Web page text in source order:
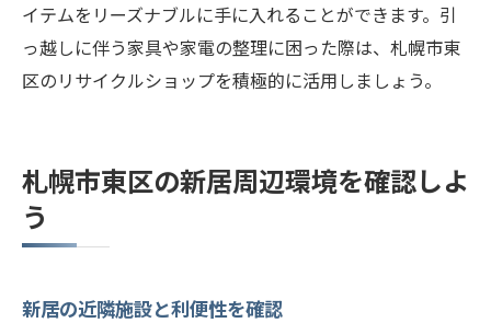
イテムをリーズナブルに手に入れることができます。引
っ越しに伴う家具や家電の整理に困った際は、札幌市東
区のリサイクルショップを積極的に活用しましょう。
札幌市東区の新居周辺環境を確認しよ
う
新居の近隣施設と利便性を確認